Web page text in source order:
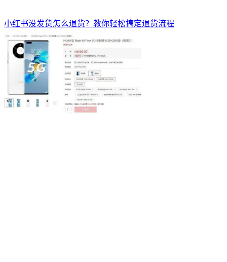
小红书没发货怎么退货？教你轻松搞定退货流程